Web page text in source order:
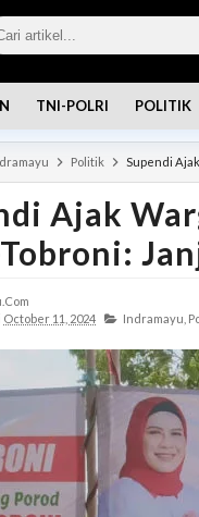
TNI-POLRI POLITIK
Politik Supendi
Ajak
October 11, 2024 Indramayu,